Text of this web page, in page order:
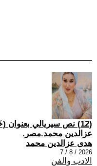
(12) نص سيريالي بعنوان
عزالدين محمد.مصر.
هدى عزالدين محمد
2026 / 8 / 7
الادب والفن